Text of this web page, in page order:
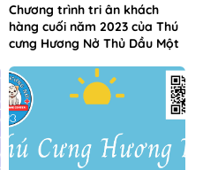
Chương trình tri ân khách
hàng cuối năm 2023 của Thú
cưng Hương Nở Thủ Dầu Một